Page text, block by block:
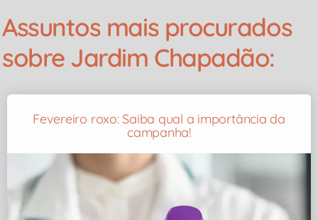
Assuntos mais procurados
sobre Jardim Chapadão:
Fevereiro roxo: Saiba qual a importância da
campanha!